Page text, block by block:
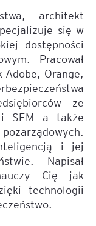
architekt
się w
dostępności
Pracował
Orange,
ze
i SEM a także
i jej
Napisał
Cię jak
technologii